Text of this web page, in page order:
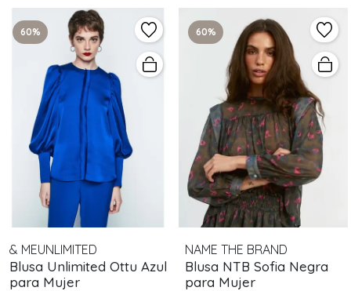
60%
& MEUNLIMITED
Blusa Unlimited Ottu Azul
para Mujer
60%
NAME THE BRAND
Blusa NTB Sofia Negra
para Mujer